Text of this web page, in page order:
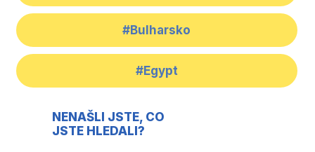
#Bulharsko
#Egypt
NENAŠLI JSTE, CO
JSTE HLEDALI?